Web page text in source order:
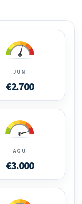
JUN
€2.700
AGU
€3.000